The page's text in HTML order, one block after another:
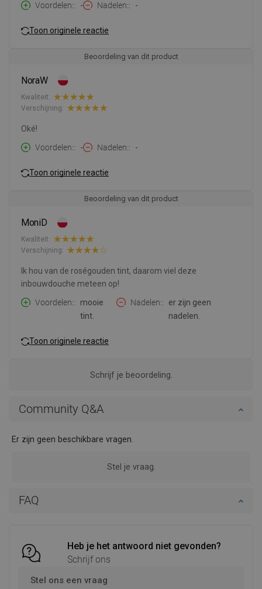
FAQ
Heb je het antwoord niet gevonden?
Schrijf ons
Stel ons een vraag
Voordelen:
- Nadelen: -
Toon originele reactie
Beoordeling van dit product
NoraW
Kwaliteit:
Verschijning:
Oké!
Voordelen:
- Nadelen: -
Toon originele reactie
Beoordeling van dit product
MoniD
Kwaliteit:
Verschijning:
Ik hou van de roségouden tint, daarom viel deze
inbouwdouche meteen op!
Voordelen:
mooie
tint.
Nadelen:
er zijn geen
nadelen.
Toon originele reactie
Schrijf je beoordeling.
Community Q&A
Er zijn geen beschikbare vragen.
Stel je vraag.